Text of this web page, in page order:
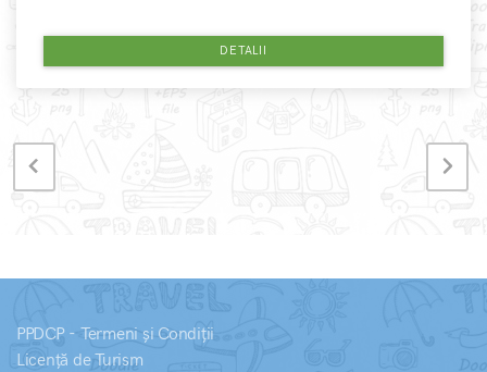
DETALII
PPDCP - Termeni și Condiții
Licență de Turism